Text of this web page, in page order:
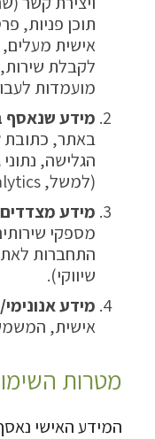
תוכן פניות,
אישית
לקבלת
מועמדות
מידע שנאסף
הגלישה,
(למשל, Google Analytics)
מידע
מספקי
התחברות
שיווקי).
מידע
אישית,
מטרות
המידע האישי